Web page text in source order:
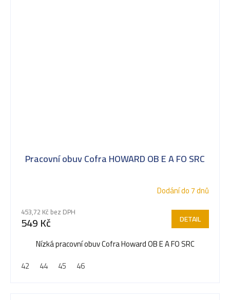
Pracovní obuv Cofra HOWARD OB E A FO SRC
Dodání do 7 dnů
453,72 Kč bez DPH
549 Kč DETAIL
Nízká pracovní obuv Cofra Howard OB E A FO SRC
42
44 45 46